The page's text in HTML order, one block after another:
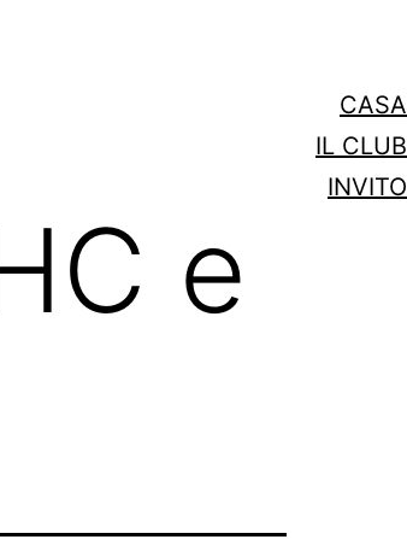
CASA
IL CLUB
INVITO
e